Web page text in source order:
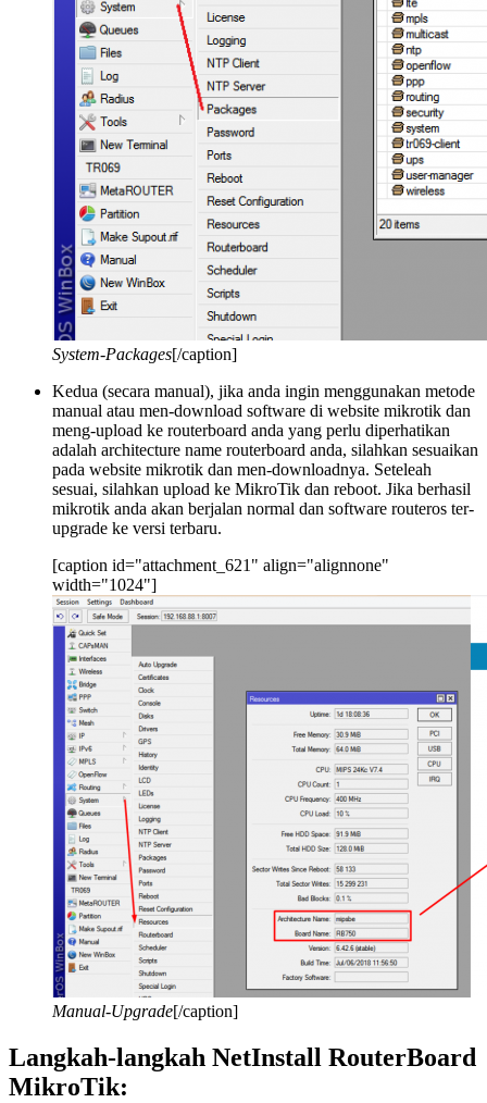
System-Packages[/caption]
Kedua (secara manual), jika anda ingin menggunakan metode
manual atau men-download software di website mikrotik dan
meng-upload ke routerboard anda yang perlu diperhatikan
adalah architecture name routerboard anda, silahkan sesuaikan
pada website mikrotik dan men-downloadnya. Seteleah
sesuai, silahkan upload ke MikroTik dan reboot. Jika berhasil
mikrotik anda akan berjalan normal dan software routeros ter-
upgrade ke versi terbaru.
[caption id="attachment_621" align="alignnone"
width="1024"]
Manual-Upgrade[/caption]
Langkah-langkah NetInstall RouterBoard
MikroTik: